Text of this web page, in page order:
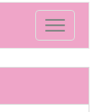
Toggle